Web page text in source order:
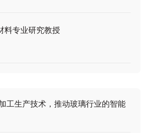
料专业研究教授
工生产技术，推动玻璃行业的智能